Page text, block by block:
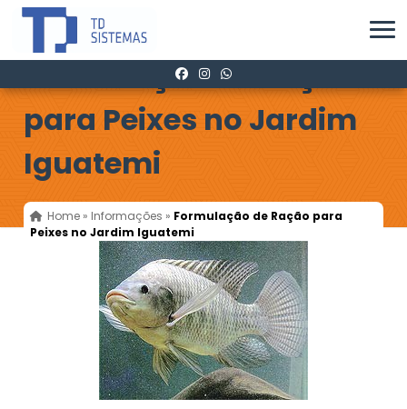
Formulação de Ração
para Peixes no Jardim
Iguatemi
Home » Informações » Formulação de Ração para
Peixes no Jardim Iguatemi